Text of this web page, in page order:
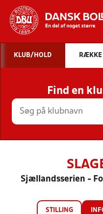
STILLINGER,
KLUB/HOLD RÆKKE
Find en
Sjællandsserien -
STILLING